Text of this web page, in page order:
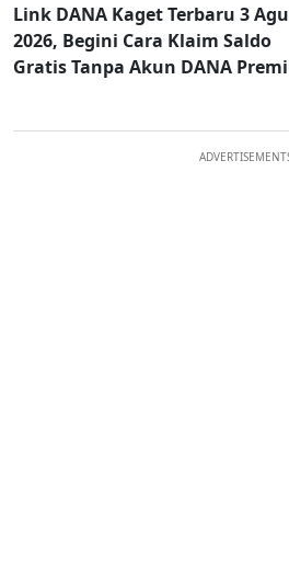
Link DANA Kaget Terbaru 3
2026, Begini Cara Klaim Saldo
Gratis Tanpa Akun DANA